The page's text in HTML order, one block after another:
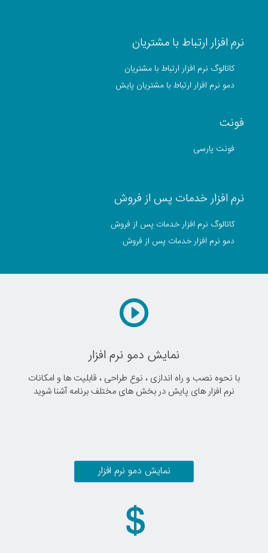
نرم افزار ارتباط با مشتریان
کاتالوگ نرم افزار ارتباط با مشتریان
دمو نرم افزار ارتباط با مشتریان پایش
فونت
فونت پارسی
نرم افزار خدمات پس از فروش
کاتالوگ نرم افزار خدمات پس از فروش
دمو نرم افزار خدمات پس از فروش
نمایش دمو نرم افزار
با نحوه نصب و راه اندازی ، نوع طراحی ، قابلیت ها و امکانات
نرم افزار های پایش در بخش های مختلف برنامه آشنا شوید
نمایش دمو نرم افزار